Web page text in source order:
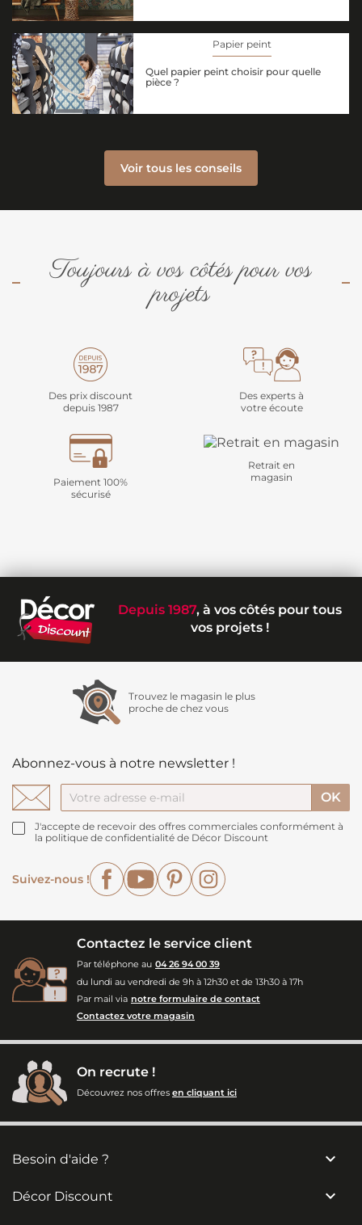
Papier peint
Quel papier peint choisir pour quelle
pièce ?
Voir tous les conseils
Toujours à vos côtés pour vos
projets
Des prix discount
depuis 1987
Des experts à
votre écoute
Paiement 100%
sécurisé
Retrait en
magasin
Depuis 1987, à vos côtés pour tous
vos projets !
Trouvez le magasin le plus
proche de chez vous
Abonnez-vous à notre newsletter !
J'accepte de recevoir des offres commerciales conformément à
la politique de confidentialité de Décor Discount
Suivez-nous !
FacebookYouTubePinterest
Contactez le service client
Par téléphone au 04 26 94 00 39
du lundi au vendredi de 9h à 12h30 et de 13h30 à 17h
Par mail via notre formulaire de contact
Contactez votre magasin
On recrute !
Découvrez nos offres en cliquant ici
Besoin d'aide ? 
Décor Discount
